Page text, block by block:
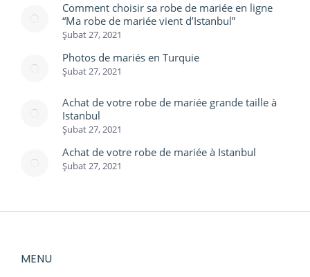
Comment choisir sa robe de mariée en ligne
“Ma robe de mariée vient d’Istanbul”
Şubat 27, 2021
Photos de mariés en Turquie
Şubat 27, 2021
Achat de votre robe de mariée grande taille à
Istanbul
Şubat 27, 2021
Achat de votre robe de mariée à Istanbul
Şubat 27, 2021
MENU